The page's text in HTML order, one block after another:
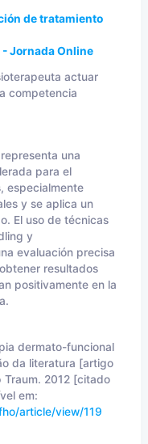
de tratamiento
Jornada Online
actuar
competencia
representa una
para el
especialmente
y se aplica un
El uso de técnicas
y
evaluación precisa
resultados
positivamente en la
dermato-funcional
da literatura [artigo
Traum. 2012 [citado
em:
article/view/119